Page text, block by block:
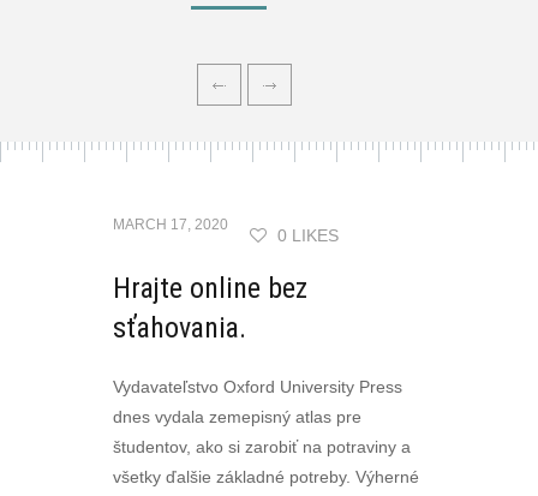
MARCH 17, 2020
0 LIKES
Hrajte online bez
sťahovania.
Vydavateľstvo Oxford University Press
dnes vydala zemepisný atlas pre
študentov, ako si zarobiť na potraviny a
všetky ďalšie základné potreby. Výherné